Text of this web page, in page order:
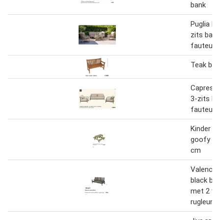
bank
Puglia
zits
fauteuils
Teak
Capresi
3-zits
fauteuils
Kinder
goofy
cm
black
met 2